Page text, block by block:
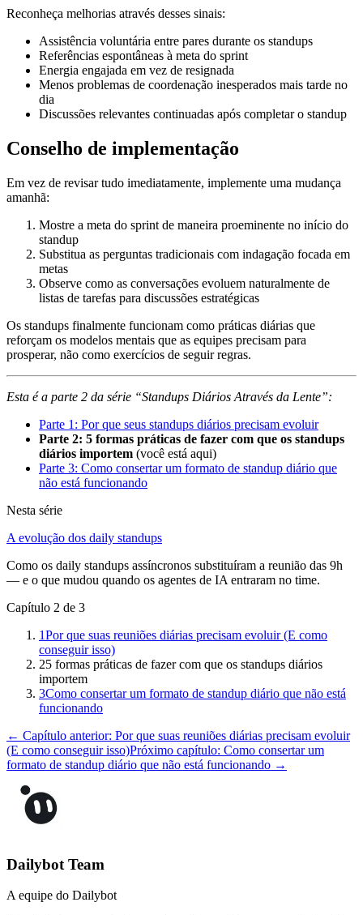
Reconheça melhorias através desses sinais:
Assistência voluntária entre pares durante os standups
Referências espontâneas à meta do sprint
Energia engajada em vez de resignada
Menos problemas de coordenação inesperados mais tarde no
dia
Discussões relevantes continuadas após completar o standup
Conselho de implementação
Em vez de revisar tudo imediatamente, implemente uma mudança
amanhã:
Mostre a meta do sprint de maneira proeminente no início do
standup
Substitua as perguntas tradicionais com indagação focada em
metas
Observe como as conversações evoluem naturalmente de
listas de tarefas para discussões estratégicas
Os standups finalmente funcionam como práticas diárias que
reforçam os modelos mentais que as equipes precisam para
prosperar, não como exercícios de seguir regras.
Esta é a parte 2 da série “Standups Diários Através da Lente”:
Parte 1: Por que seus standups diários precisam evoluir
Parte 2: 5 formas práticas de fazer com que os standups
diários importem (você está aqui)
Parte 3: Como consertar um formato de standup diário que
não está funcionando
Nesta série
A evolução dos daily standups
Como os daily standups assíncronos substituíram a reunião das 9h
— e o que mudou quando os agentes de IA entraram no time.
Capítulo 2 de 3
1Por que suas reuniões diárias precisam evoluir (E como
conseguir isso)
25 formas práticas de fazer com que os standups diários
importem
3Como consertar um formato de standup diário que não está
funcionando
← Capítulo anterior: Por que suas reuniões diárias precisam evoluir
(E como conseguir isso)Próximo capítulo: Como consertar um
formato de standup diário que não está funcionando →
Dailybot Team
A equipe do Dailybot